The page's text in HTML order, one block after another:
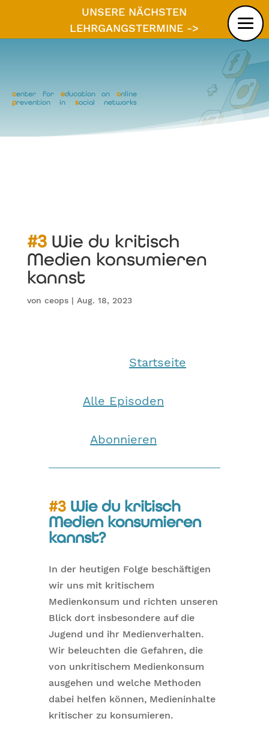
UNSERE NÄCHSTEN
LEHRGANGSTERMINE ->
center for education ononline
prevention in social networks
#3 Wie du kritisch
Medien konsumieren
kannst
von ceops| Aug. 18, 2023
Startseite
Alle Episoden
Abonnieren
#3 Wie du kritisch
Medien konsumieren
kannst?
In der heutigen Folge beschäftigen
wir uns mit kritischem
Medienkonsum und richten unseren
Blick dort insbesondere auf die
Jugend und ihr Medienverhalten.
Wir beleuchten die Gefahren, die
von unkritischem Medienkonsum
ausgehen und welche Methoden
dabei helfen können, Medieninhalte
kritischer zu konsumieren.